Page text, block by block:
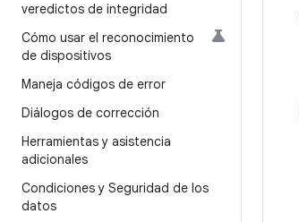
veredictos de integridad
Cómo usar el reconocimiento
de dispositivos
Maneja códigos de error
Diálogos de corrección
Herramientas y asistencia
adicionales
Condiciones y Seguridad de los
datos